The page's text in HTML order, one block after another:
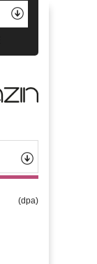
(dpa)